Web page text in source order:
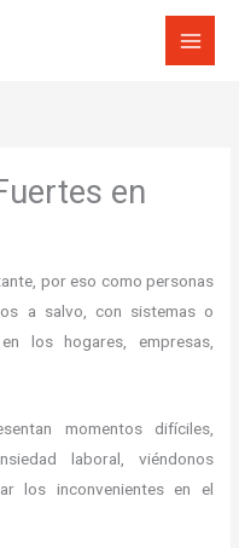
en
por eso como personas
a salvo, con sistemas o
los hogares, empresas,
momentos difíciles,
laboral, viéndonos
los inconvenientes en el